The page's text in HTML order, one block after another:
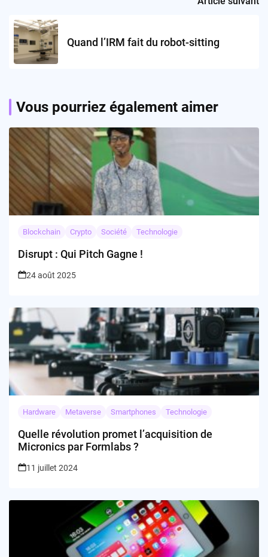
Quand l’IRM fait du robot-sitting
Vous pourriez également aimer
Blockchain Crypto Société Technologie
Disrupt : Qui Pitch Gagne !
24 août 2025
Hardware Metaverse Smartphones Technologie
Quelle révolution promet l’acquisition de
Micronics par Formlabs ?
11 juillet 2024